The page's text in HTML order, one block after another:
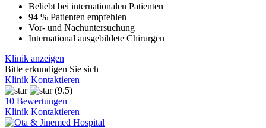
Beliebt bei internationalen Patienten
94 % Patienten empfehlen
Vor- und Nachuntersuchung
International ausgebildete Chirurgen
Klinik anzeigen
Bitte erkundigen Sie sich
Klinik Kontaktieren
(9.5)
10 Bewertungen
Klinik Kontaktieren